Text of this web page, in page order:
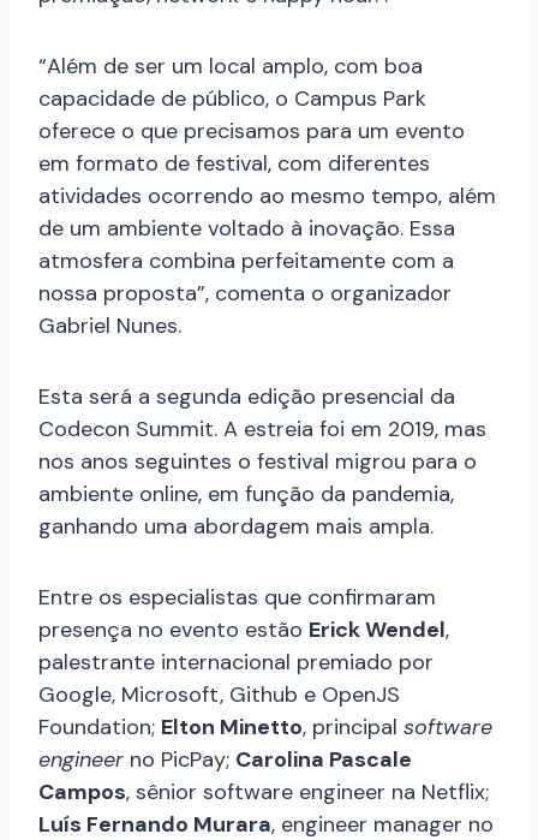
“Além de ser um local amplo, com boa
capacidade de público, o Campus Park
oferece o que precisamos para um evento
em formato de festival, com diferentes
atividades ocorrendo ao mesmo tempo, além
de um ambiente voltado à inovação. Essa
atmosfera combina perfeitamente com a
nossa proposta”, comenta o organizador
Gabriel Nunes.
Esta será a segunda edição presencial da
Codecon Summit. A estreia foi em 2019, mas
nos anos seguintes o festival migrou para o
ambiente online, em função da pandemia,
ganhando uma abordagem mais ampla.
Entre os especialistas que confirmaram
presença no evento estão Erick Wendel,
palestrante internacional premiado por
Google, Microsoft, Github e OpenJS
Foundation; Elton Minetto, principal software
engineer no PicPay; Carolina Pascale
Campos, sênior software engineer na Netflix;
Luís Fernando Murara, engineer manager no